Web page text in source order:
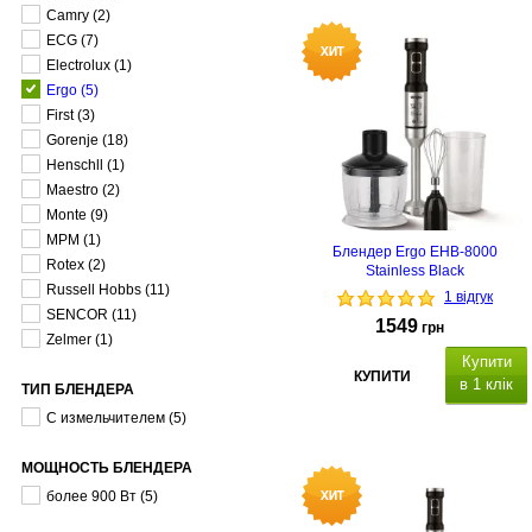
Camry (2)
ECG (7)
Electrolux (1)
Ergo (5)
First (3)
Gorenje (18)
Henschll
(1)
Maestro (2)
Monte (9)
MPM (1)
Rotex (2)
Russell Hobbs (11)
SENCOR (11)
Zelmer (1)
ТИП БЛЕНДЕРА
С измельчителем (5)
МОЩНОСТЬ БЛЕНДЕРА
более 900 Вт (5)
Блендер Ergo EHB-8000
Stainless Black
1 відгук
1549 грн
КУПИТИ
Купити
в 1 клік